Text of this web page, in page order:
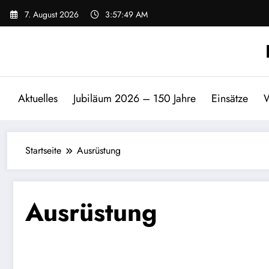
Zum
Inhalt
7. August 2026 3:57:49 AM
Aktuelles Jubiläum 2026 – 150 Jahre Einsätze
Startseite Ausrüstung
Ausrüstung